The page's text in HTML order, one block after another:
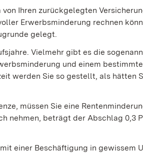
Ihren zurückgelegten
Erwerbsminderung rechnen
gelegt.
Vielmehr gibt es die
und einem
werden Sie so gestellt, als hätten
müssen Sie eine
nehmen, beträgt der Abschlag 0,3
einer Beschäftigung in gewissem